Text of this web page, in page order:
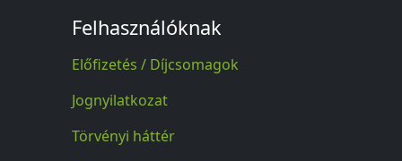
Felhasználóknak
Előfizetés / Díjcsomagok
Jognyilatkozat
Törvényi háttér